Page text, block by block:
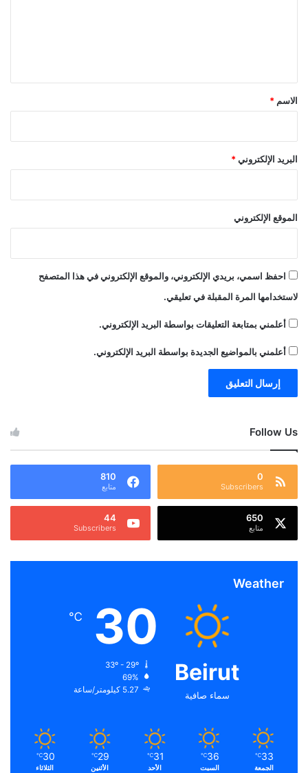
*
الاسم *
البريد الإلكتروني*
الموقع الإلكتروني
احفظ اسمي، بريدي الإلكتروني، والموقع الإلكتروني في هذا المتصفح
لاستخدامها المرة المقبلة في تعليقي.
أعلمني بمتابعة التعليقات بواسطة البريد الإلكتروني.
أعلمني بالمواضيع الجديدة بواسطة البريد الإلكتروني.
Follow Us
0
Subscribers
810
متابع
650
متابع
44
Subscribers
Weather
Beirut
سماء صافية
30
℃
69%
5.27 كيلومتر/ساعة
33
℃
الجمعة
36
℃
السبت
31
℃
الأحد
29
℃
الأثنين
30
℃
الثلاثاء